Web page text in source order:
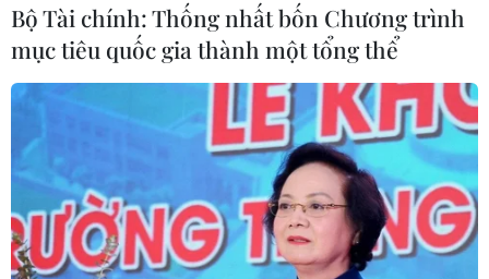
Bộ Tài chính: Thống nhất bốn Chương trình
mục tiêu quốc gia thành một tổng thể